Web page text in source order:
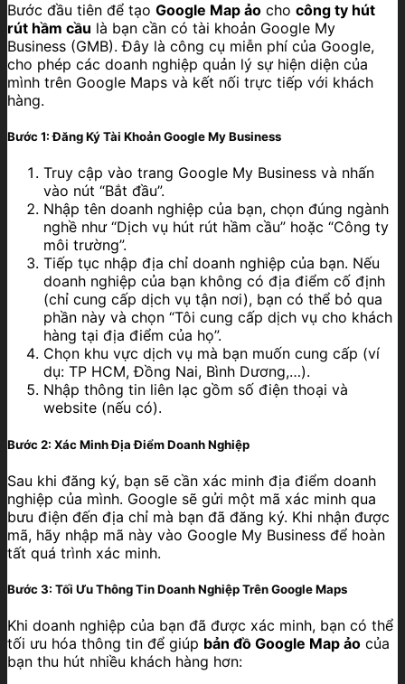
Bước đầu tiên để tạo Google Map ảo cho công ty hút
rút hầm cầu là bạn cần có tài khoản Google My
Business (GMB). Đây là công cụ miễn phí của Google,
cho phép các doanh nghiệp quản lý sự hiện diện của
mình trên Google Maps và kết nối trực tiếp với khách
hàng.
Bước 1: Đăng Ký Tài Khoản Google My Business
Truy cập vào trang Google My Business và nhấn
vào nút “Bắt đầu”.
Nhập tên doanh nghiệp của bạn, chọn đúng ngành
nghề như “Dịch vụ hút rút hầm cầu” hoặc “Công ty
môi trường”.
Tiếp tục nhập địa chỉ doanh nghiệp của bạn. Nếu
doanh nghiệp của bạn không có địa điểm cố định
(chỉ cung cấp dịch vụ tận nơi), bạn có thể bỏ qua
phần này và chọn “Tôi cung cấp dịch vụ cho khách
hàng tại địa điểm của họ”.
Chọn khu vực dịch vụ mà bạn muốn cung cấp (ví
dụ: TP HCM, Đồng Nai, Bình Dương,…).
Nhập thông tin liên lạc gồm số điện thoại và
website (nếu có).
Bước 2: Xác Minh Địa Điểm Doanh Nghiệp
Sau khi đăng ký, bạn sẽ cần xác minh địa điểm doanh
nghiệp của mình. Google sẽ gửi một mã xác minh qua
bưu điện đến địa chỉ mà bạn đã đăng ký. Khi nhận được
mã, hãy nhập mã này vào Google My Business để hoàn
tất quá trình xác minh.
Bước 3: Tối Ưu Thông Tin Doanh Nghiệp Trên Google Maps
Khi doanh nghiệp của bạn đã được xác minh, bạn có thể
tối ưu hóa thông tin để giúp bản đồ Google Map ảo của
bạn thu hút nhiều khách hàng hơn: